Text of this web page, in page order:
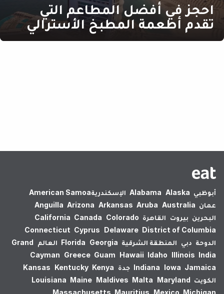
احجز في أفضل المطاعم التي
تقدم أطعمة المطبخ الأسترالي
أبوظبي Alabama Alaska الإسكندرية‎American Samoa
عمان
Anguilla Arizona Arkansas Aruba Australia
البحرين بيروت القاهرة California Canada Colorado
Connecticut Cyprus Delaware District of Columbia
الدوحة دبي المنطقة الشرقية Florida Georgia العالم
Grand
Cayman Greece Guam Hawaii Idaho Illinois India
Indiana Iowa Jamaica جدة Kansas Kentucky Kenya
الكويت
Louisiana Maine Maldives Malta Maryland